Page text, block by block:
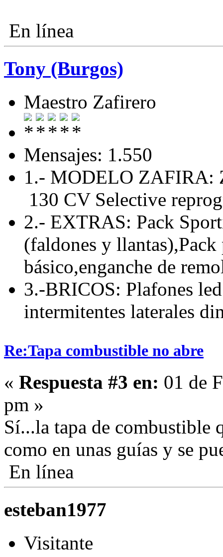
En línea
Tony (Burgos)
Maestro Zafirero
Mensajes: 1.550
1.- MODELO ZAFIRA:
130 CV Selective
2.- EXTRAS: Pack
(faldones y
básico,enganche de
3.-BRICOS: Plafones
intermitentes laterales
Re:Tapa combustible no abre
« Respuesta #3 en: 01 de
pm »
Sí...la tapa de combustible
como en unas guías y se
En línea
esteban1977
Visitante